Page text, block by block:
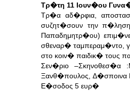
Τρ�τη 11 Ιουν�ου
Τρ�α αδ�ρφια,
συζητ�σουν την
Παπαδημητρ�ου)
σθεναρ� ταμπεραμ�ντο,
στο κοιν� παιδικ� τους
Σεν�ριο
Ξανθ�πουλος, Δ�σποινα
Ε�σοδος 5 ευρ�